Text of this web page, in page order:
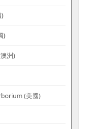
)
)
洲)
(美國)